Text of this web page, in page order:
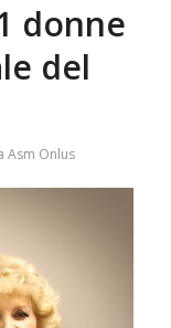
donne
del
Asm Onlus